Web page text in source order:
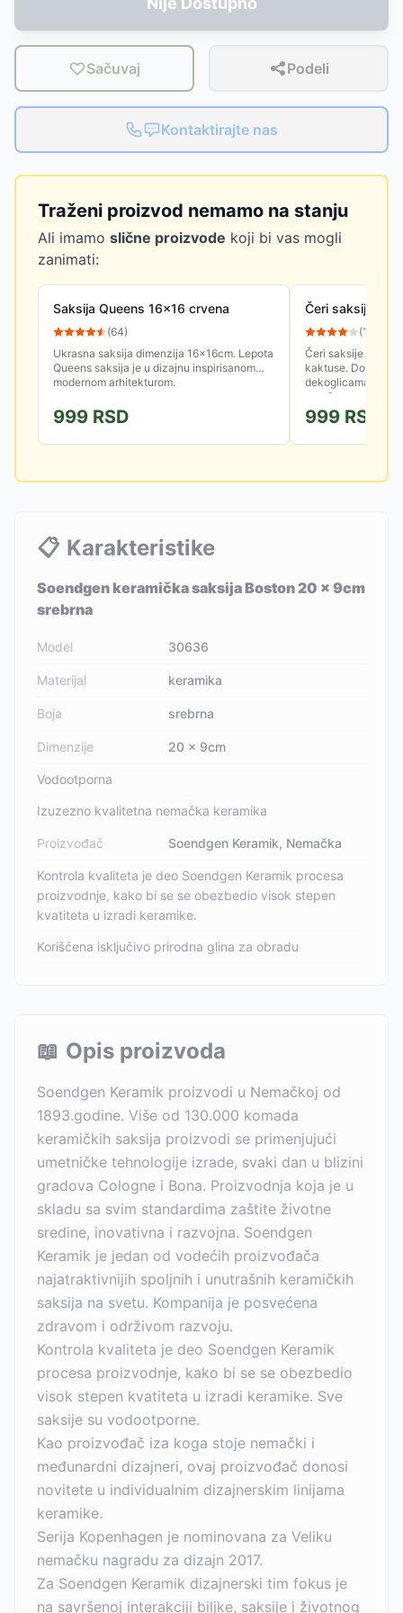
Sačuvaj Podeli
Kontaktirajte nas
Traženi proizvod nemamo na stanju
Ali imamo slične proizvode koji bi vas mogli
zanimati:
Saksija Queens 16x16 crvena
(64)
Ukrasna saksija dimenzija 16x16cm. Lepota
Queens saksija je u dizajnu inspirisanom
modernom arhitekturom.
999 RSD
Čeri saksija
(15
Čeri saksije su
kaktuse. Dole
dekoglicama a
aranžmane
999 RSD
📋 Karakteristike
Soendgen keramička saksija Boston 20 x 9cm
srebrna
Model 30636
Materijal keramika
Boja srebrna
Dimenzije 20 x 9cm
Vodootporna
Izuzezno kvalitetna nemačka keramika
Proizvođač Soendgen Keramik, Nemačka
Kontrola kvaliteta je deo Soendgen Keramik procesa
proizvodnje, kako bi se se obezbedio visok stepen
kvatiteta u izradi keramike.
Korišćena isključivo prirodna glina za obradu
📖 Opis proizvoda
Soendgen Keramik proizvodi u Nemačkoj od
1893.godine. Više od 130.000 komada
keramičkih saksija proizvodi se primenjujući
umetničke tehnologije izrade, svaki dan u blizini
gradova Cologne i Bona. Proizvodnja koja je u
skladu sa svim standardima zaštite životne
sredine, inovativna i razvojna. Soendgen
Keramik je jedan od vodećih proizvođača
najatraktivnijih spoljnih i unutrašnih keramičkih
saksija na svetu. Kompanija je posvećena
zdravom i održivom razvoju.
Kontrola kvaliteta je deo Soendgen Keramik
procesa proizvodnje, kako bi se se obezbedio
visok stepen kvatiteta u izradi keramike. Sve
saksije su vodootporne.
Kao proizvođač iza koga stoje nemački i
međunardni dizajneri, ovaj proizvođač donosi
novitete u individualnim dizajnerskim linijama
keramike.
Serija Kopenhagen je nominovana za Veliku
nemačku nagradu za dizajn 2017.
Za Soendgen Keramik dizajnerski tim fokus je
na savršenoj interakciji biljke, saksije i životnog